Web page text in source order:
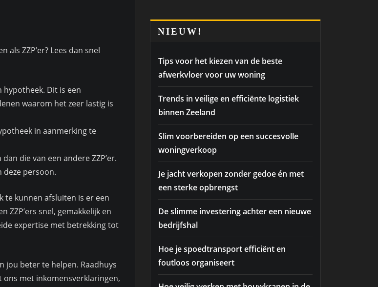
ZZP’er? Lees dan snel
hypotheek. Dit is een
waarom het zeer lastig is
in aanmerking te
die van een andere ZZP’er.
deze persoon.
te kunnen afsluiten is er een
ZZP’ers snel, gemakkelijk en
expertise met betrekking tot
jou beter te helpen. Raadhuys
ons met inkomensverklaringen,
NIEUW!
Tips voor het kiezen van de beste
afwerkvloer voor uw woning
Trends in veilige en efficiënte logistiek
binnen Zeeland
Slim voorbereiden op een succesvolle
woningverkoop
Je jacht verkopen zonder gedoe én met
een sterke opbrengst
De slimme investering achter een nieuwe
bedrijfshal
Hoe je spoedtransport efficiënt en
foutloos organiseert